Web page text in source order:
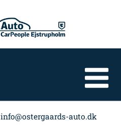
info@ostergaards-auto.dk